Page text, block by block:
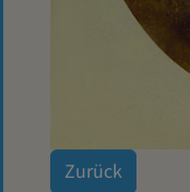
Zurück